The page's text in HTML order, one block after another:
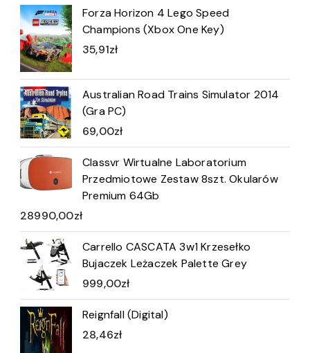
Forza Horizon 4 Lego Speed
Champions (Xbox One Key)
35,91zł
Australian Road Trains Simulator 2014
(Gra PC)
69,00zł
Classvr Wirtualne Laboratorium
Przedmiotowe Zestaw 8szt. Okularów
Premium 64Gb
28990,00zł
Carrello CASCATA 3w1 Krzesełko
Bujaczek Leżaczek Palette Grey
999,00zł
Reignfall (Digital)
28,46zł